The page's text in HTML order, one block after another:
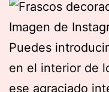
Imagen de
Puedes
en el interior de
ese agraciado